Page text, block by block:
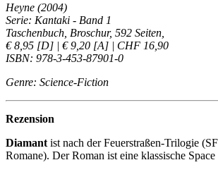
Heyne (2004)
Serie: Kantaki - Band 1
Taschenbuch, Broschur, 592 Seiten,
€ 8,95 [D] | € 9,20 [A] | CHF 16,90
ISBN: 978-3-453-87901-0
Genre: Science-Fiction
Rezension
Diamant ist nach der Feuerstraßen-Trilogie
Romane). Der Roman ist eine klassische